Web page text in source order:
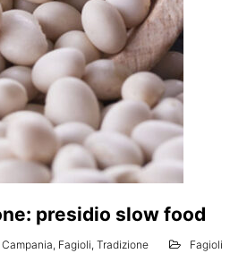
presidio slow food
Campania, Fagioli, Tradizione Fagioli